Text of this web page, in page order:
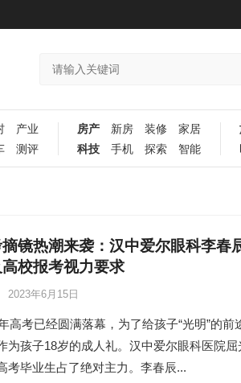
产业
测评
房产 新房 装修
家居
科技
手机 探索 智能
镜热潮来袭：汉中爱尔眼科李春
校报考视力要求
2023年6月15日
高考已经圆满落幕，为了给孩子“光明”的
为孩子18岁的成人礼。汉中爱尔眼科医院屈
考毕业生占了绝对主力。李春辰...